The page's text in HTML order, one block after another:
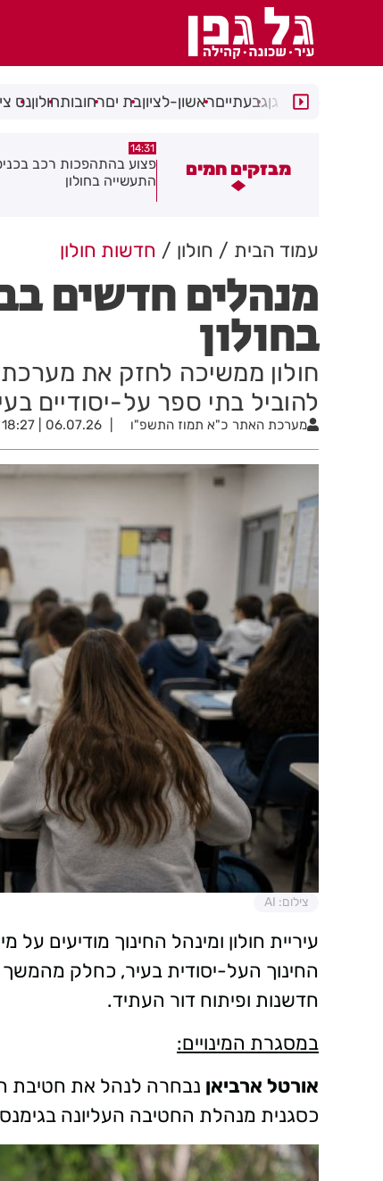
רמת גןגבעתייםראשון-לציוןבת יםרחובותחולוןנס
מבזקים חמים
פצוע בהתהפכות רכב בכניסה לאזור
14:15
תיסלם ואתניקס הרימו את
באוויר
עמוד הבית חולון חדשות חולון
מנהלים חדשים
בחולון
חולון ממשיכה לחזק את
להוביל בתי ספר על-יסודיים
מערכת האתר כ"א תמוז התשפ"ו 06.07.26 | 18:27
צילום: AI
עיריית חולון ומינהל החינוך מודיעים
החינוך העל-יסודית בעיר, כחלק מהמשך
חדשנות ופיתוח דור העתיד.
במסגרת המינויים:
אורטל ארביאן נבחרה לנהל את חטיבת
כסגנית מנהלת החטיבה העליונה